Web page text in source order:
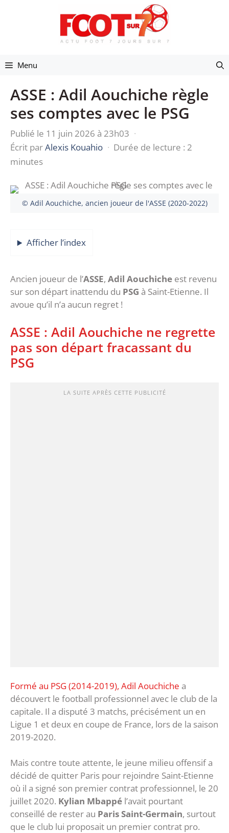
Menu
ASSE : Adil Aouchiche règle
ses comptes avec le PSG
Publié le 11 juin 2026 à 23h03 ·
Écrit parAlexis Kouahio · Durée de lecture : 2
minutes
© Adil Aouchiche, ancien joueur de l'ASSE (2020-2022)
Afficher l’index
Ancien joueur de l’ASSE, Adil Aouchiche est revenu
sur son départ inattendu du PSG à Saint-Etienne. Il
avoue qu’il n’a aucun regret !
ASSE : Adil Aouchiche ne regrette
pas son départ fracassant du
PSG
LA SUITE APRÈS CETTE PUBLICITÉ
Formé au PSG (2014-2019), Adil Aouchiche a
découvert le football professionnel avec le club de la
capitale. Il a disputé 3 matchs, précisément un en
Ligue 1 et deux en coupe de France, lors de la saison
2019-2020.
Mais contre toute attente, le jeune milieu offensif a
décidé de quitter Paris pour rejoindre Saint-Etienne
où il a signé son premier contrat professionnel, le 20
juillet 2020. Kylian Mbappé l’avait pourtant
conseillé de rester au Paris Saint-Germain, surtout
que le club lui proposait un premier contrat pro.